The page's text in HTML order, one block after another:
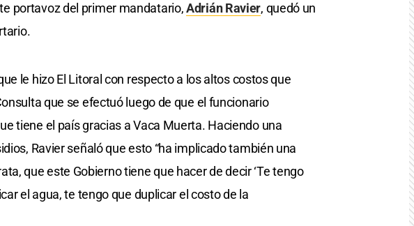
portavoz del primer mandatario,Adrián Ravier, quedó un
le hizo El Litoral con respecto a los altos costos que
que se efectuó luego de que el funcionario
tiene el país gracias a Vaca Muerta. Haciendo una
Ravier señaló que esto “ha implicado también una
que este Gobierno tiene que hacer de decir ‘Te tengo
el agua, te tengo que duplicar el costo de la